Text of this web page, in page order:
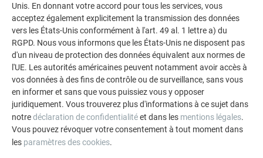
DES PANS DE TOITURE DE TAILLES VARIÉES,
EXÉCUTÉS AVEC PRÉCISION
La toiture de cette maison individuelle à Vinje ne couvrait
que 152 mètres carrés – un projet de zinguerie de petite
envergure pourl'équipe de Janez Kralj, spécialisée dans les
matériaux PREFA depuis 25 ans. « Les toitures en aluminium,
légères et faciles à poser, offrent une grande polyvalence »,
explique Kralj. L'entreprise basée à Loka réalise divers
projets, allant de petites maisons individuelles à des toitures
Unis. En donnant votre accord pour tous les services, vous
acceptez également explicitement la transmission des données
vers les États-Unis conformément à l'art. 49 al. 1 lettre a) du
RGPD. Nous vous informons que les États-Unis ne disposent pas
d'un niveau de protection des données équivalent aux normes de
l'UE. Les autorités américaines peuvent notamment avoir accès à
vos données à des fins de contrôle ou de surveillance, sans vous
en informer et sans que vous puissiez vous y opposer
juridiquement. Vous trouverez plus d'informations à ce sujet dans
notredéclaration de confidentialitéet dans les mentions légales.
Vous pouvez révoquer votre consentement à tout moment dans
les paramètres des cookies.